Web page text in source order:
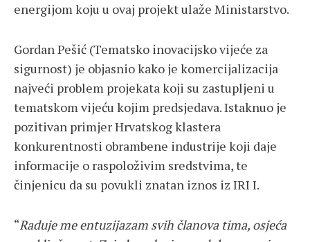
energijom koju u ovaj projekt ulaže Ministarstvo.
Gordan Pešić (Tematsko inovacijsko vijeće za
sigurnost) je objasnio kako je komercijalizacija
najveći problem projekata koji su zastupljeni u
tematskom vijeću kojim predsjedava. Istaknuo je
pozitivan primjer Hrvatskog klastera
konkurentnosti obrambene industrije koji daje
informacije o raspoloživim sredstvima, te
činjenicu da su povukli znatan iznos iz IRI I.
“Raduje me entuzijazam svih članova tima, osjeća